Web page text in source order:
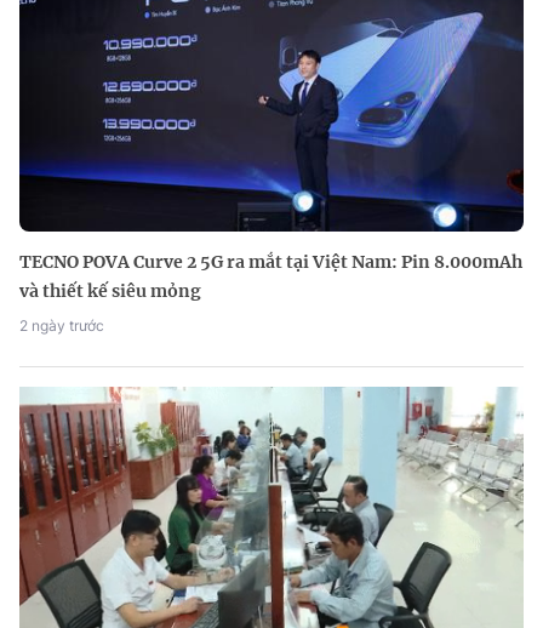
TECNO POVA Curve 2 5G ra mắt tại Việt Nam: Pin 8.000mAh
và thiết kế siêu mỏng
2 ngày trước